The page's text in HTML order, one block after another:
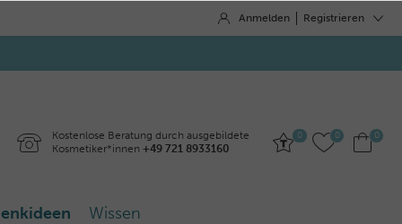
Anmelden Registrieren
Kostenlose Beratung durch ausgebildete
Kosmetiker*innen +49 721 8933160
0 0 0
Wissen